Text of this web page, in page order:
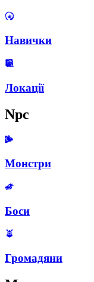
Навички
Локації
Npc
Монстри
Боси
Громадяни